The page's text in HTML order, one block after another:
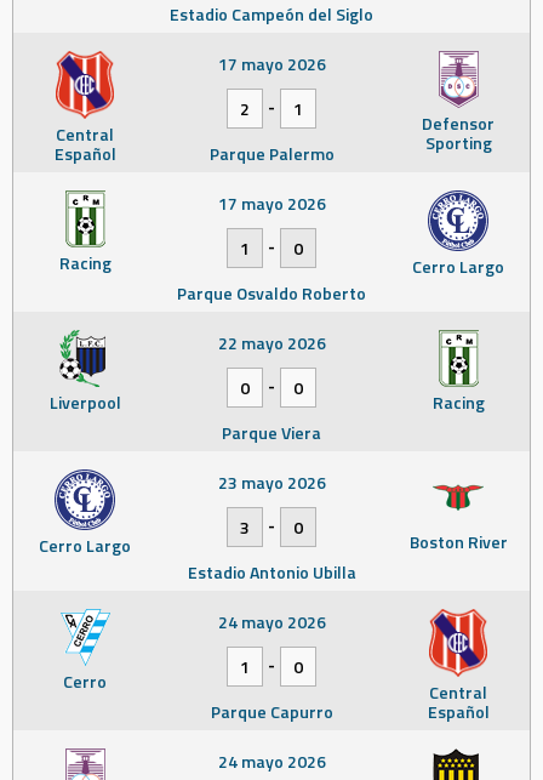
Estadio Campeón del Siglo
Central
Español
Defensor
Sporting
17 mayo 2026
2
-
1
Parque Palermo
Racing Cerro Largo
17 mayo 2026
1
-
0
Parque Osvaldo Roberto
Liverpool Racing
22 mayo 2026
0
-
0
Parque Viera
Cerro Largo Boston River
23 mayo 2026
3
-
0
Estadio Antonio Ubilla
Cerro Central
Español
24 mayo 2026
1
-
0
Parque Capurro
24 mayo 2026